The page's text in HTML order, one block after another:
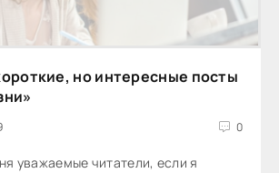
но интересные посты
0
уважаемые читатели, если я